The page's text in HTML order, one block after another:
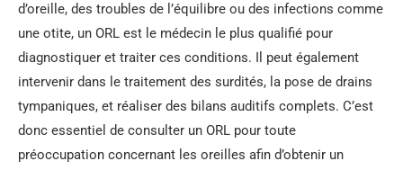
d’oreille, des troubles de l’équilibre ou des infections comme
une otite, un ORL est le médecin le plus qualifié pour
diagnostiquer et traiter ces conditions. Il peut également
intervenir dans le traitement des surdités, la pose de drains
tympaniques, et réaliser des bilans auditifs complets. C’est
donc essentiel de consulter un ORL pour toute
préoccupation concernant les oreilles afin d’obtenir un